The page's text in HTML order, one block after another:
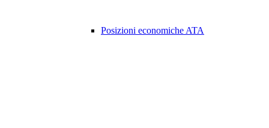
Posizioni economiche ATA